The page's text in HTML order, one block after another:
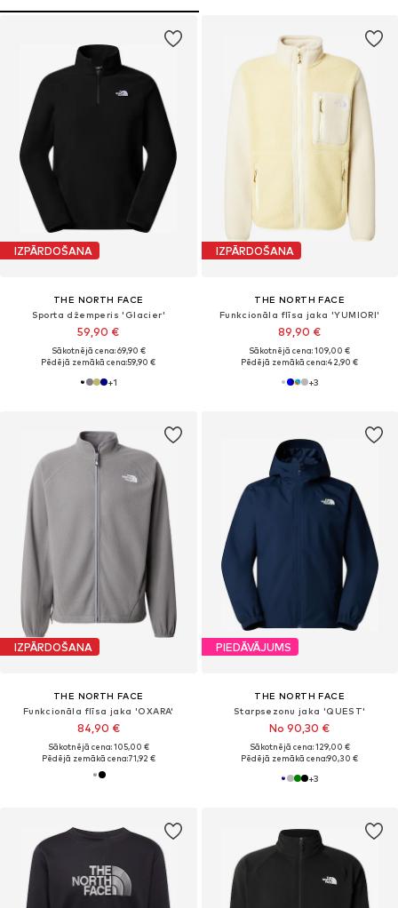
IZPĀRDOŠANA
THE NORTH FACE
Sporta džemperis 'Glacier'
59,90 €
Sākotnējā cena: 69,90 €
Pēdējā zemākā cena:59,90 €
+1
IZPĀRDOŠANA
THE NORTH FACE
Funkcionāla flīsa jaka 'YUMIORI'
89,90 €
Sākotnējā cena: 109,00 €
Pēdējā zemākā cena:42,90 €
+3
IZPĀRDOŠANA
THE NORTH FACE
Funkcionāla flīsa jaka 'OXARA'
84,90 €
Sākotnējā cena: 105,00 €
Pēdējā zemākā cena:71,92 €
PIEDĀVĀJUMS
THE NORTH FACE
Starpsezonu jaka 'QUEST'
No 90,30 €
Sākotnējā cena: 129,00 €
Pēdējā zemākā cena:90,30 €
+3